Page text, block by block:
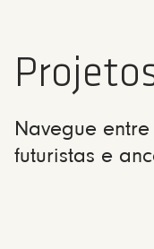
Navegue
futuristas e